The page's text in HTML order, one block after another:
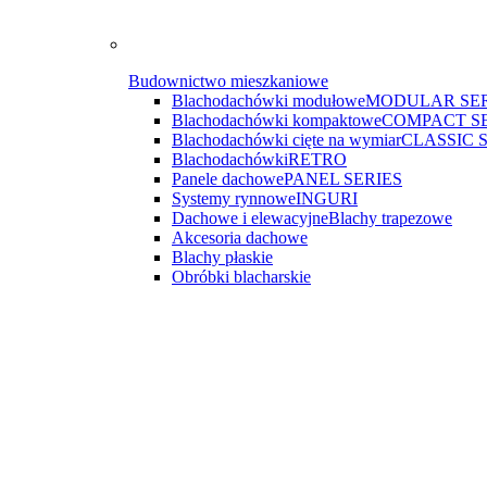
Budownictwo mieszkaniowe
Blachodachówki modułoweMODULAR
Blachodachówki kompaktoweCOMPACT
Blachodachówki cięte na wymiarCLASSIC
BlachodachówkiRETRO
Panele dachowePANEL SERIES
Systemy rynnoweINGURI
Dachowe i elewacyjneBlachy trapezowe
Akcesoria dachowe
Blachy płaskie
Obróbki blacharskie